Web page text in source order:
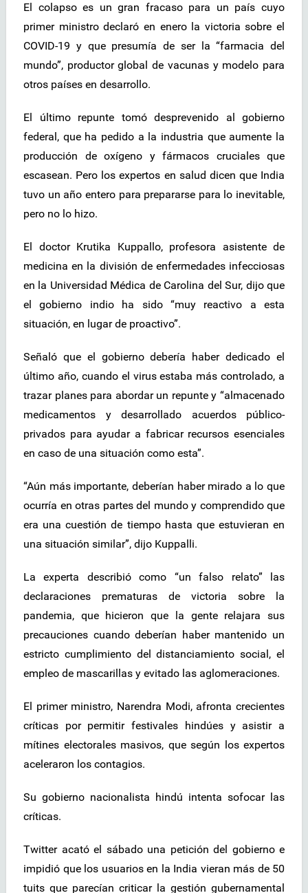
El colapso es un gran fracaso para un país cuyo
primer ministro declaró en enero la victoria sobre el
COVID-19 y que presumía de ser la “farmacia del
mundo”, productor global de vacunas y modelo para
otros países en desarrollo.
El último repunte tomó desprevenido al gobierno
federal, que ha pedido a la industria que aumente la
producción de oxígeno y fármacos cruciales que
escasean. Pero los expertos en salud dicen que India
tuvo un año entero para prepararse para lo inevitable,
pero no lo hizo.
El doctor Krutika Kuppallo, profesora asistente de
medicina en la división de enfermedades infecciosas
en la Universidad Médica de Carolina del Sur, dijo que
el gobierno indio ha sido “muy reactivo a esta
situación, en lugar de proactivo”.
Señaló que el gobierno debería haber dedicado el
último año, cuando el virus estaba más controlado, a
trazar planes para abordar un repunte y “almacenado
medicamentos y desarrollado acuerdos público-
privados para ayudar a fabricar recursos esenciales
en caso de una situación como esta”.
“Aún más importante, deberían haber mirado a lo que
ocurría en otras partes del mundo y comprendido que
era una cuestión de tiempo hasta que estuvieran en
una situación similar”, dijo Kuppalli.
La experta describió como “un falso relato” las
declaraciones prematuras de victoria sobre la
pandemia, que hicieron que la gente relajara sus
precauciones cuando deberían haber mantenido un
estricto cumplimiento del distanciamiento social, el
empleo de mascarillas y evitado las aglomeraciones.
El primer ministro, Narendra Modi, afronta crecientes
críticas por permitir festivales hindúes y asistir a
mítines electorales masivos, que según los expertos
aceleraron los contagios.
Su gobierno nacionalista hindú intenta sofocar las
críticas.
Twitter acató el sábado una petición del gobierno e
impidió que los usuarios en la India vieran más de 50
tuits que parecían criticar la gestión gubernamental